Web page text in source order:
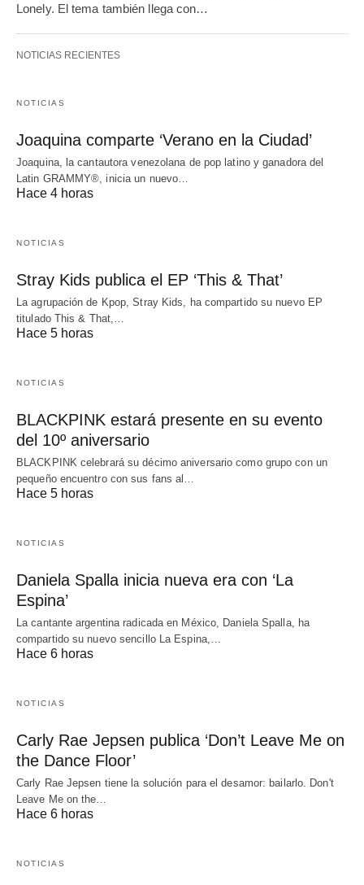
Lonely. El tema también llega con…
NOTICIAS RECIENTES
NOTICIAS
Joaquina comparte ‘Verano en la Ciudad’
Joaquina, la cantautora venezolana de pop latino y ganadora del
Latin GRAMMY®, inicia un nuevo…
Hace 4 horas
NOTICIAS
Stray Kids publica el EP ‘This & That’
La agrupación de Kpop, Stray Kids, ha compartido su nuevo EP
titulado This & That,…
Hace 5 horas
NOTICIAS
BLACKPINK estará presente en su evento
del 10º aniversario
BLACKPINK celebrará su décimo aniversario como grupo con un
pequeño encuentro con sus fans al…
Hace 5 horas
NOTICIAS
Daniela Spalla inicia nueva era con ‘La
Espina’
La cantante argentina radicada en México, Daniela Spalla, ha
compartido su nuevo sencillo La Espina,…
Hace 6 horas
NOTICIAS
Carly Rae Jepsen publica ‘Don’t Leave Me on
the Dance Floor’
Carly Rae Jepsen tiene la solución para el desamor: bailarlo. Don't
Leave Me on the…
Hace 6 horas
NOTICIAS